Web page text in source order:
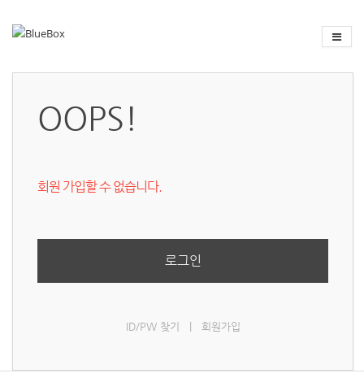
OOPS!
회원 가입할 수 없습니다.
로그인
ID/PW 찾기 회원가입